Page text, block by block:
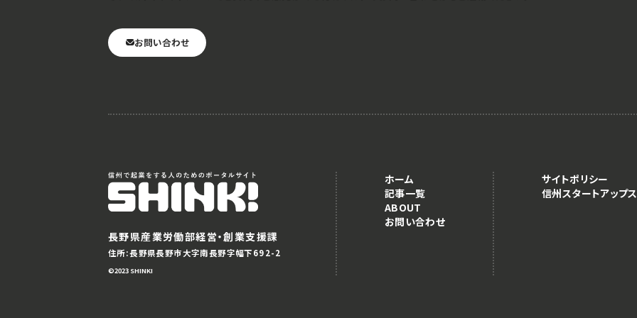
お問い合わせ
長野県産業労働部経営・創業支援課
住所:長野県長野市大字南長野字幅下692-2
©️2023 SHINKI
ホーム
記事一覧
ABOUT
お問い合わせ
サイトポリシー
信州スタートアップ